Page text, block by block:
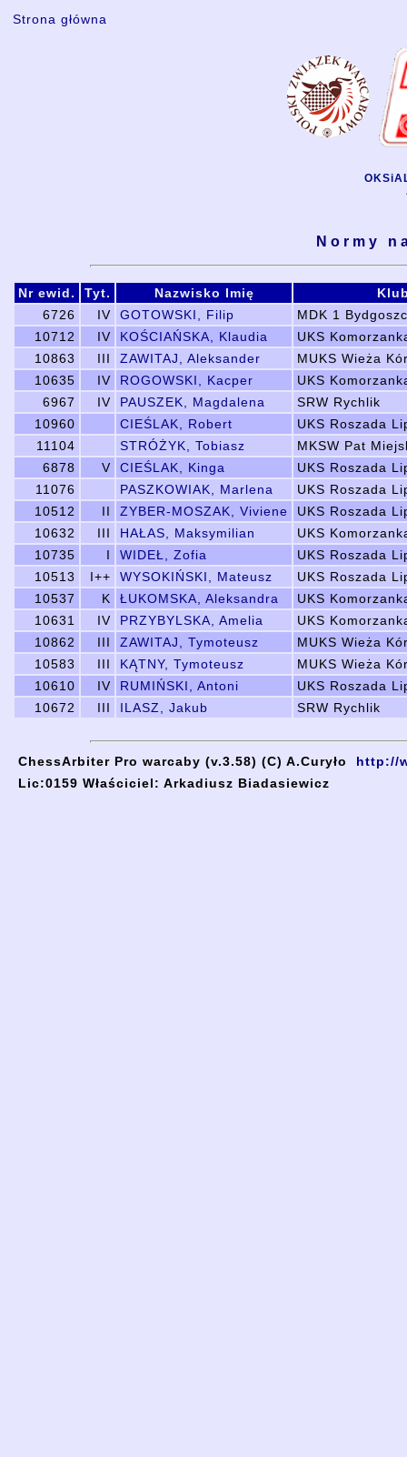
Strona główna
Normy
Nr ewid. Tyt. Nazwisko Imię
6726
IV GOTOWSKI, Filip
MDK 1
10712
IV KOŚCIAŃSKA, Klaudia
UKS
10863
III ZAWITAJ, Aleksander
MUKS Wieża
10635
IV ROGOWSKI, Kacper
UKS
6967
IV PAUSZEK, Magdalena
SRW Rychlik
10960
CIEŚLAK, Robert
UKS Roszada
11104
STRÓŻYK, Tobiasz
MKSW Pat
6878
V CIEŚLAK, Kinga
UKS Roszada
11076
PASZKOWIAK, Marlena
UKS Roszada
10512
II ZYBER-MOSZAK, Viviene
UKS Roszada
10632
III HAŁAS, Maksymilian
UKS
10735
I WIDEŁ, Zofia
UKS Roszada
10513
I++ WYSOKIŃSKI, Mateusz
UKS Roszada
10537
K ŁUKOMSKA, Aleksandra
UKS
10631
IV PRZYBYLSKA, Amelia
UKS
10862
III ZAWITAJ, Tymoteusz
MUKS Wieża
10583
III KĄTNY, Tymoteusz
MUKS Wieża
10610
IV RUMIŃSKI, Antoni
UKS Roszada
10672
III ILASZ, Jakub SRW Rychlik
ChessArbiter Pro warcaby (v.3.58) (C) A.Curyło
http://
Lic:0159 Właściciel: Arkadiusz Biadasiewicz